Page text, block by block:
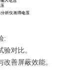
:
对比。
善屏蔽效能。